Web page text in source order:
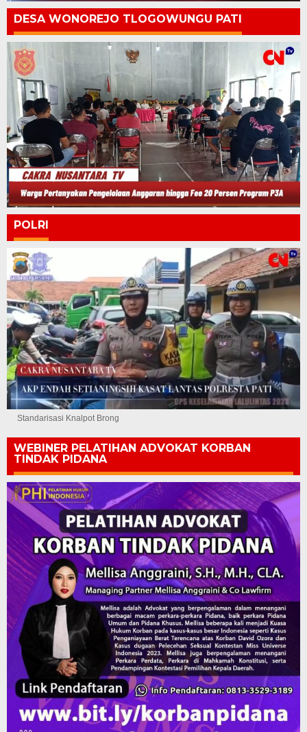
DESA WONOREJO TLOGOWUNGU PATI
POLRI
Standarisasi Knalpot Brong
WEBINER PELATIHAN ADVOKAT KORBAN
TINDAK PIDANA